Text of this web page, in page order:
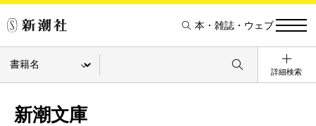
本・雑誌・ウェブ
詳細検索
新潮文庫